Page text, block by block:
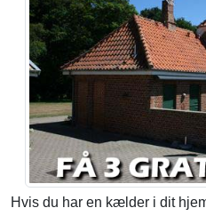
Hvis du har en kælder i dit